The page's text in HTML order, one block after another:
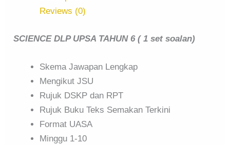
Reviews (0)
SCIENCE DLP UPSA TAHUN 6 ( 1 set soalan)
Skema Jawapan Lengkap
Mengikut JSU
Rujuk DSKP dan RPT
Rujuk Buku Teks Semakan Terkini
Format UASA
Minggu 1-10